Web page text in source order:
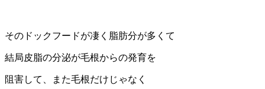
そのドックフードが凄く脂肪分が多くて
結局皮脂の分泌が毛根からの発育を
阻害して、また毛根だけじゃなく